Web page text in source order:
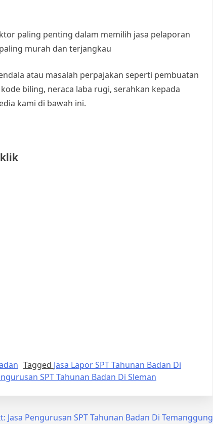
paling penting dalam memilih jasa pelaporan
murah dan terjangkau
atau masalah perpajakan seperti pembuatan
biling, neraca laba rugi, serahkan kepada
kami di bawah ini.
klik
Tagged Jasa Lapor SPT Tahunan Badan Di
SPT Tahunan Badan Di Sleman
Jasa Pengurusan SPT Tahunan Badan Di Temanggung